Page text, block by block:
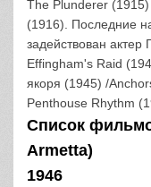
The Plunderer
(1916). Последние
задействован актер
Effingham's Raid
якоря (1945) /
Penthouse Rhythm
Список
Armetta)
1946